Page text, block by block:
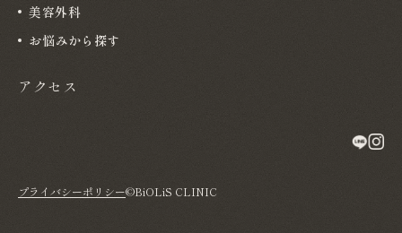
美容外科
お悩みから探す
アクセス
プライバシーポリシー©BiOLiS CLINIC